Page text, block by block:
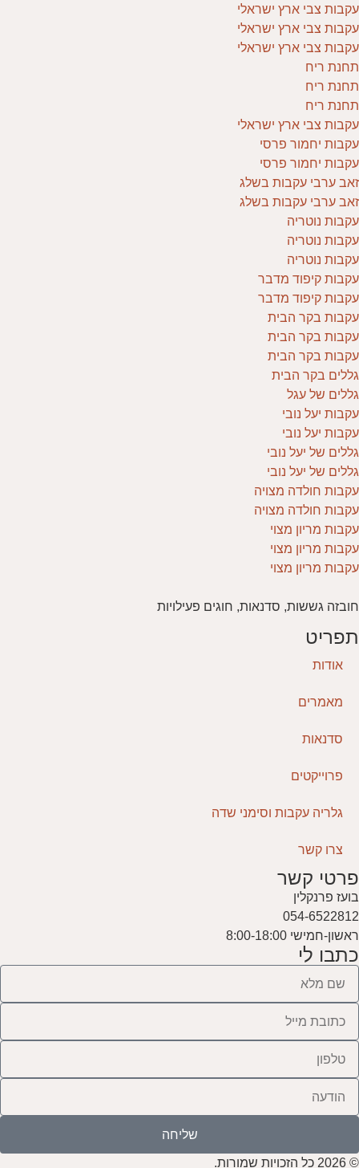
עקבות צבי ארץ ישראלי
עקבות צבי ארץ ישראלי
עקבות צבי ארץ ישראלי
תחנת ריח
תחנת ריח
תחנת ריח
עקבות צבי ארץ ישראלי
עקבות יחמור פרסי
עקבות יחמור פרסי
זאב ערבי עקבות בשלג
זאב ערבי עקבות בשלג
עקבות נוטריה
עקבות נוטריה
עקבות נוטריה
עקבות קיפוד מדבר
עקבות קיפוד מדבר
עקבות בקר הבית
עקבות בקר הבית
עקבות בקר הבית
גללים בקר הבית
גללים של עגל
עקבות יעל נובי
עקבות יעל נובי
גללים של יעל נובי
גללים של יעל נובי
עקבות חולדה מצויה
עקבות חולדה מצויה
עקבות מריון מצוי
עקבות מריון מצוי
עקבות מריון מצוי
חובזה גששות, סדנאות, חוגים פעילויות
תפריט
אודות
מאמרים
סדנאות
פרוייקטים
גלריה עקבות וסימני שדה
צרו קשר
פרטי קשר
בועז פרנקלין
054-6522812
ראשון-חמישי 8:00-18:00
כתבו לי
שליחה
© 2026 כל הזכויות שמורות.